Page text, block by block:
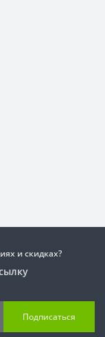
и скидках?
Подписаться